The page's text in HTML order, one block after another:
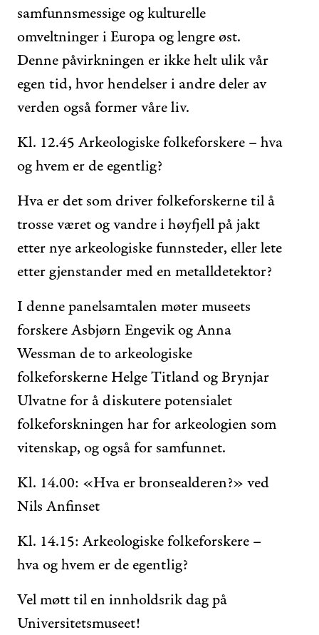
samfunnsmessige og kulturelle
omveltninger i Europa og lengre øst.
Denne påvirkningen er ikke helt ulik vår
egen tid, hvor hendelser i andre deler av
verden også former våre liv.
Kl. 12.45 Arkeologiske folkeforskere – hva
og hvem er de egentlig?
Hva er det som driver folkeforskerne til å
trosse været og vandre i høyfjell på jakt
etter nye arkeologiske funnsteder, eller lete
etter gjenstander med en metalldetektor?
I denne panelsamtalen møter museets
forskere Asbjørn Engevik og Anna
Wessman de to arkeologiske
folkeforskerne Helge Titland og Brynjar
Ulvatne for å diskutere potensialet
folkeforskningen har for arkeologien som
vitenskap, og også for samfunnet.
Kl. 14.00: «Hva er bronsealderen?» ved
Nils Anfinset
Kl. 14.15: Arkeologiske folkeforskere –
hva og hvem er de egentlig?
Vel møtt til en innholdsrik dag på
Universitetsmuseet!